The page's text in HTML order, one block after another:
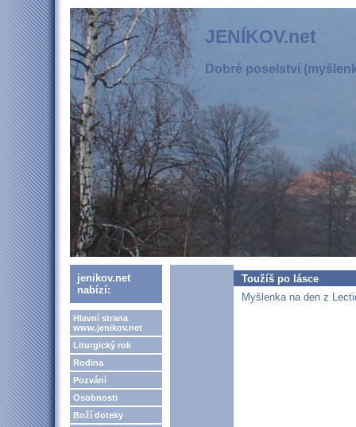
JENÍKOV.net
Dobré poselství
jenikov.net
nabízí:
Hlavní strana
www.jenikov.net
Liturgický rok
Rodina
Pozvání
Osobnosti
Boží doteky
Toužíš po lásce
Myšlenka na den z